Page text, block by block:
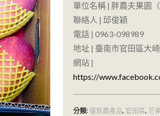
單位名稱 | 胖農夫果園（
聯絡人 | 邱俊穎
電話 | 0963-098989
地址 | 臺南市官田區大
網站 |
https://
分類:優質農產品, 官田區, 芒